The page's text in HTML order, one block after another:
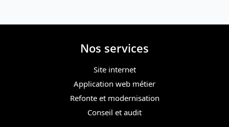
Nos services
Site internet
Application web métier
Refonte et modernisation
Conseil et audit